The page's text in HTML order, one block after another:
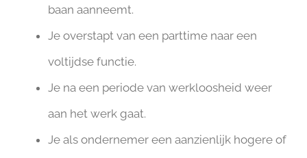
baan aanneemt.
Je overstapt van een parttime naar een
voltijdse functie.
Je na een periode van werkloosheid weer
aan het werk gaat.
Je als ondernemer een aanzienlijk hogere of